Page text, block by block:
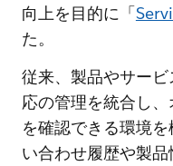
向上を目的に「
た。
従来、製品やサー
応の管理を統合し
を確認できる環境
い合わせ履歴や製